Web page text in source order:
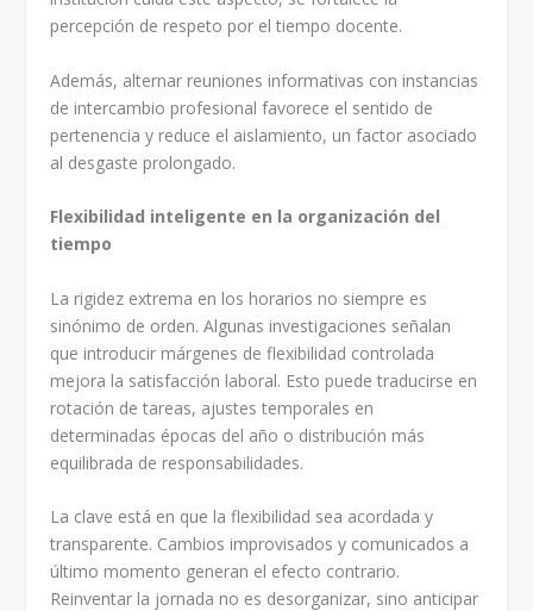
percepción de respeto por el tiempo docente.
Además, alternar reuniones informativas con instancias
de intercambio profesional favorece el sentido de
pertenencia y reduce el aislamiento, un factor asociado
al desgaste prolongado.
Flexibilidad inteligente en la organización del
tiempo
La rigidez extrema en los horarios no siempre es
sinónimo de orden. Algunas investigaciones señalan
que introducir márgenes de flexibilidad controlada
mejora la satisfacción laboral. Esto puede traducirse en
rotación de tareas, ajustes temporales en
determinadas épocas del año o distribución más
equilibrada de responsabilidades.
La clave está en que la flexibilidad sea acordada y
transparente. Cambios improvisados y comunicados a
último momento generan el efecto contrario.
Reinventar la jornada no es desorganizar, sino anticipar